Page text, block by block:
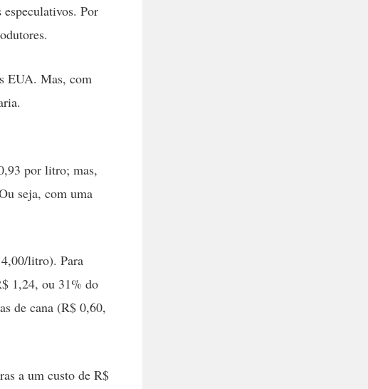
Por
EUA. Mas, com
por litro; mas,
seja, com uma
litro). Para
1,24, ou 31% do
de cana (R$ 0,60,
a um custo de R$